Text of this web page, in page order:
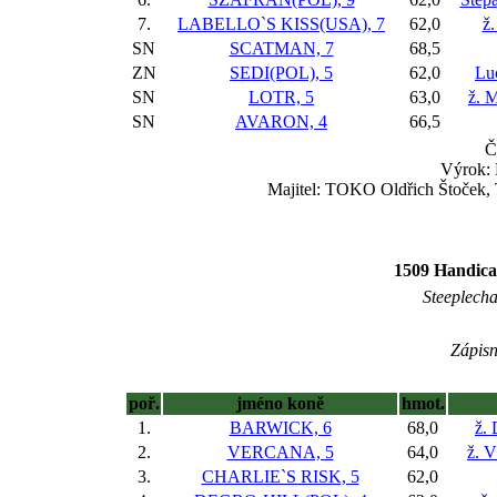
7.
LABELLO`S KISS(USA), 7 62,0
SN
SCATMAN, 7
68,5
ZN
SEDI(POL), 5 62,0
SN
LOTR, 5 63,0
ž.
SN
AVARON, 4
66,5
Výrok:
Majitel: TOKO Oldřich Štoček,
1509
poř. jméno koně
hmot.
1.
BARWICK, 6 68,0
ž.
2.
VERCANA, 5 64,0
ž.
3.
CHARLIE`S RISK, 5
62,0